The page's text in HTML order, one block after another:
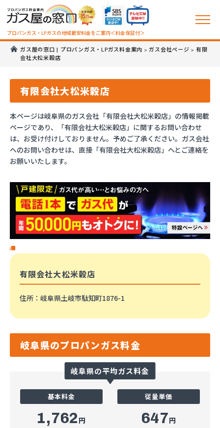
プロパンガス・LPガスの地域最安料金をご案内＜料金保証付＞
ガス屋の窓口 | プロパンガス・LPガス料金案内 >ガス会社ページ > 有限
会社大松米穀店
有限会社大松米穀店
本ページは岐阜県のガス会社「有限会社大松米穀店」の情報掲載
ページであり、「有限会社大松米穀店」に関するお問い合わせ
は、お受け付けしておりません。予めご了承ください。ガス会社
へのお問い合わせは、直接「有限会社大松米穀店」へとご連絡を
お願いいたします。
有限会社大松米穀店
住所 ：岐阜県土岐市駄知町1876-1
岐阜県のプロパンガス料金
岐阜県の平均ガス料金
基本料金
1,762 円
従量単価
647円